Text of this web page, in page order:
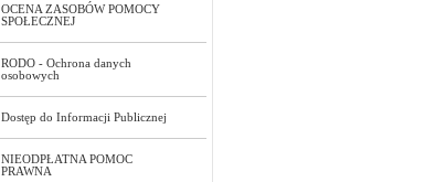
OCENA ZASOBÓW POMOCY
SPOŁECZNEJ
RODO - Ochrona danych
osobowych
Dostęp do Informacji Publicznej
NIEODPŁATNA POMOC
PRAWNA